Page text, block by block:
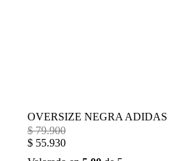
OVERSIZE NEGRA ADIDAS
$79.900
$55.930